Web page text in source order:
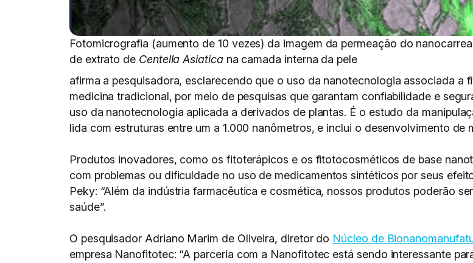
Fotomicrografia (aumento de 10 vezes) da imagem da permeação do
de extrato de Centella Asiaticana camada interna da pele
afirma a pesquisadora, esclarecendo que o uso da nanotecnologia associada
medicina tradicional, por meio de pesquisas que garantam confiabilidade e
uso da nanotecnologia aplicada a derivados de plantas. É o estudo da
lida com estruturas entre um a 1.000 nanômetros, e inclui o desenvolvimento de
Produtos inovadores, como os fitoterápicos e os fitotocosméticos de base
com problemas ou dificuldade no uso de medicamentos sintéticos por seus
Peky: “Além da indústria farmacêutica e cosmética, nossos produtos poderão
saúde”.
O pesquisador Adriano Marim de Oliveira, diretor do Núcleo de
empresa Nanofitotec: “A parceria com a Nanofitotec está sendo interessante